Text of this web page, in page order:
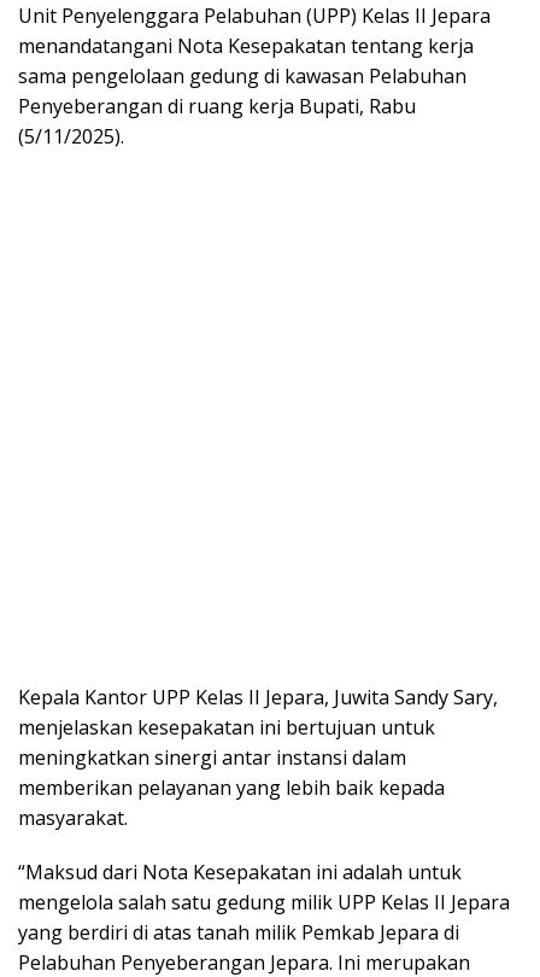
Unit Penyelenggara Pelabuhan (UPP) Kelas II Jepara
menandatangani Nota Kesepakatan tentang kerja
sama pengelolaan gedung di kawasan Pelabuhan
Penyeberangan di ruang kerja Bupati, Rabu
(5/11/2025).
Kepala Kantor UPP Kelas II Jepara, Juwita Sandy Sary,
menjelaskan kesepakatan ini bertujuan untuk
meningkatkan sinergi antar instansi dalam
memberikan pelayanan yang lebih baik kepada
masyarakat.
“Maksud dari Nota Kesepakatan ini adalah untuk
mengelola salah satu gedung milik UPP Kelas II Jepara
yang berdiri di atas tanah milik Pemkab Jepara di
Pelabuhan Penyeberangan Jepara. Ini merupakan